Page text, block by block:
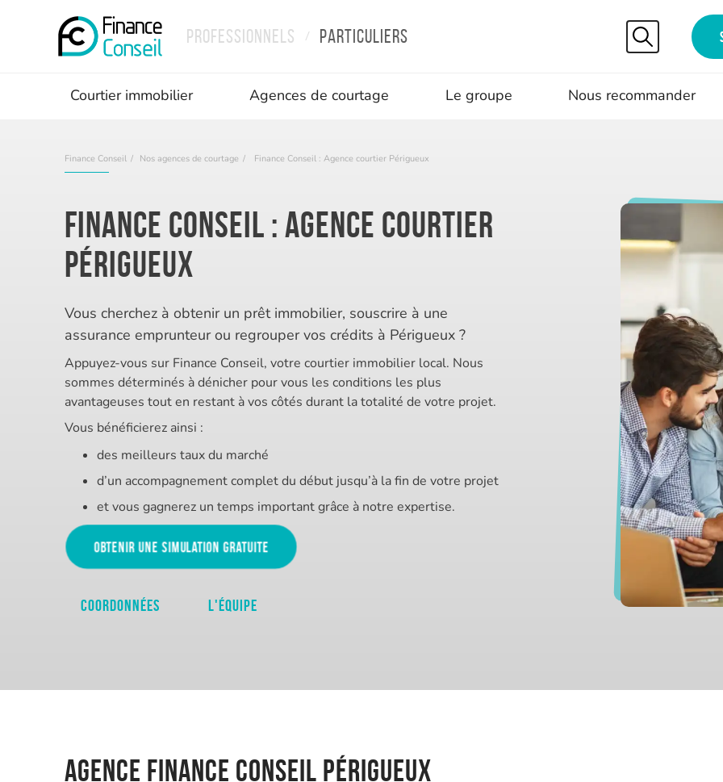
Professionnels / Particuliers
Courtier immobilier Agences de courtage Le groupe Nous recommander
Finance Conseil Nos agences de courtage Finance Conseil : Agence courtier Périgueux
Finance Conseil : Agence courtier
Périgueux
Vous cherchez à obtenir un prêt immobilier, souscrire à une
assurance emprunteur ou regrouper vos crédits à Périgueux ?
Appuyez-vous sur Finance Conseil, votre courtier immobilier local. Nous
sommes déterminés à dénicher pour vous les conditions les plus
avantageuses tout en restant à vos côtés durant la totalité de votre projet.
Vous bénéficierez ainsi :
des meilleurs taux du marché
d’un accompagnement complet du début jusqu’à la fin de votre projet
et vous gagnerez un temps important grâce à notre expertise.
Obtenir une simulation gratuite
Coordonnées L'équipe
Agence Finance Conseil Périgueux